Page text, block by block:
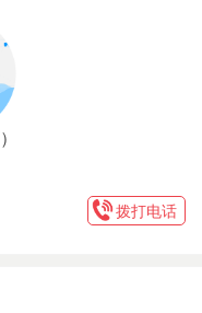
拨打电话